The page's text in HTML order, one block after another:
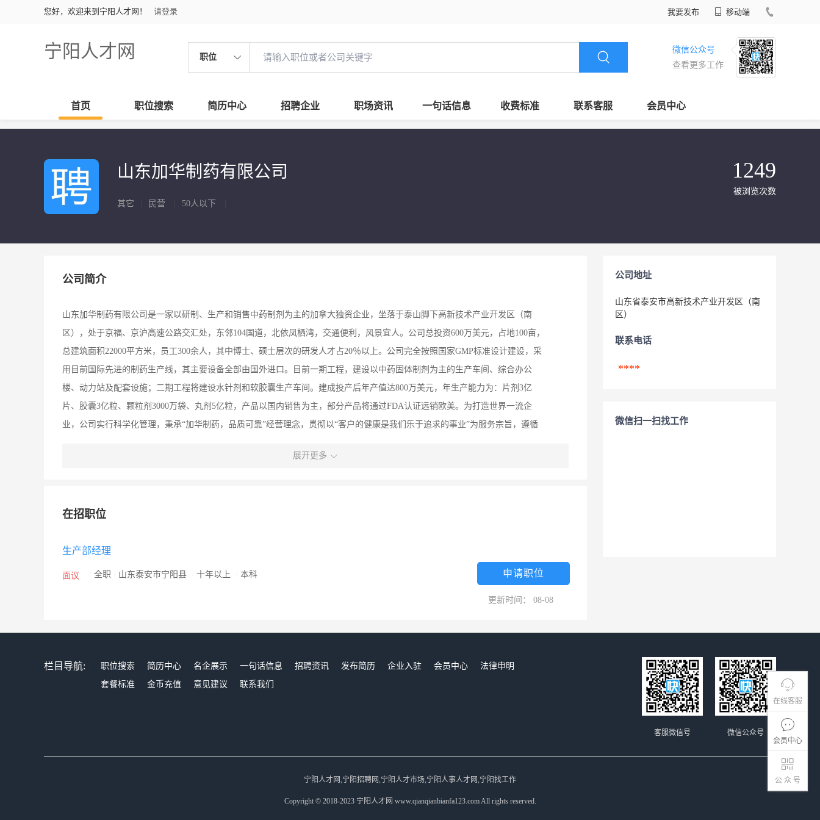
您好，欢迎来到宁阳人才网！ 请登录 我要发布 移动端
宁阳人才网 职位
微信公众号
查看更多工作
首页 职位搜索 简历中心 招聘企业 职场资讯 一句话信息 收费标准 联系客服 会员中心
在线客服
会员中心
公 众 号
山东加华制药有限公司
其它 民营 50人以下
1249
被浏览次数
公司简介
山东加华制药有限公司是一家以研制、生产和销售中药制剂为主的加拿大独资企业，坐落于泰山脚下高新技术产业开发区（南
区），处于京福、京沪高速公路交汇处，东邻104国道，北依凤栖湾，交通便利，风景宜人。公司总投资600万美元，占地100亩，
总建筑面积22000平方米，员工300余人，其中博士、硕士层次的研发人才占20％以上。公司完全按照国家GMP标准设计建设，采
用目前国际先进的制药生产线，其主要设备全部由国外进口。目前一期工程，建设以中药固体制剂为主的生产车间、综合办公
楼、动力站及配套设施；二期工程将建设水针剂和软胶囊生产车间。建成投产后年产值达800万美元，年生产能力为：片剂3亿
片、胶囊3亿粒、颗粒剂3000万袋、丸剂5亿粒，产品以国内销售为主，部分产品将通过FDA认证远销欧美。为打造世界一流企
业，公司实行科学化管理，秉承“加华制药，品质可靠”经营理念，贯彻以“客户的健康是我们乐于追求的事业”为服务宗旨，遵循
界医药先锐，一个充满生机和活力的现代化企业正在阔步走向世界！
展开更多
在招职位
生产部经理
面议 全职 山东泰安市宁阳县 十年以上 本科 申请职位
更新时间： 08-08
公司地址
山东省泰安市高新技术产业开发区（南
区）
联系电话
****
微信扫一扫找工作
栏目导航: 职位搜索 简历中心 名企展示 一句话信息 招聘资讯 发布简历 企业入驻 会员中心
法律申明
套餐标准
金币充值 意见建议 联系我们
微信公众号
客服微信号
宁阳人才网,宁阳招聘网,宁阳人才市场,宁阳人事人才网,宁阳找工作
Copyright © 2018-2023 宁阳人才网 www.qianqianbianfa123.com All rights reserved.